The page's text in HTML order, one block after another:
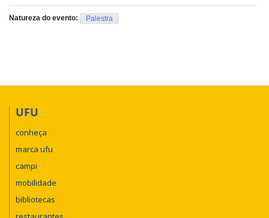
Natureza do evento: Palestra
UFU
conheça
marca ufu
campi
mobilidade
bibliotecas